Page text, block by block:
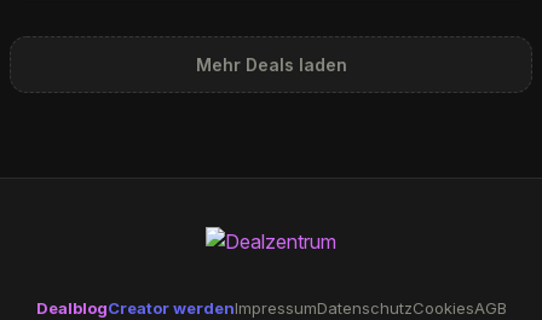
Mehr Deals laden
DealblogCreator werdenImpressumDatenschutzCookiesAGB